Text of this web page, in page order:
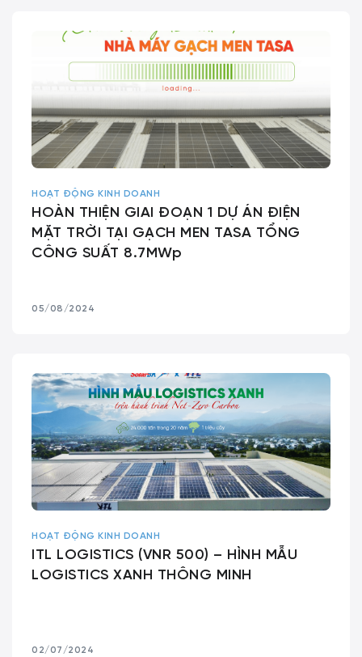
HOẠT ĐỘNG KINH DOANH
HOÀN THIỆN GIAI ĐOẠN 1 DỰ ÁN ĐIỆN
MẶT TRỜI TẠI GẠCH MEN TASA TỔNG
CÔNG SUẤT 8.7MWp
05/08/2024
HOẠT ĐỘNG KINH DOANH
ITL LOGISTICS (VNR 500) – HÌNH MẪU
LOGISTICS XANH THÔNG MINH
02/07/2024